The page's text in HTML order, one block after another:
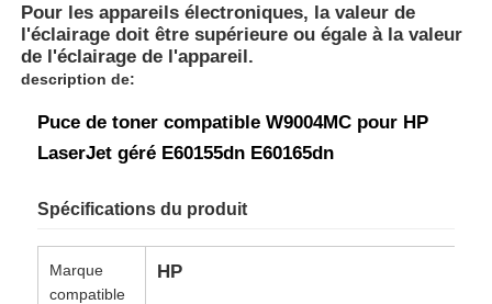
Pour les appareils électroniques, la valeur de
l'éclairage doit être supérieure ou égale à la valeur
de l'éclairage de l'appareil.
description de:
Puce de toner compatible W9004MC pour HP
LaserJet géré E60155dn E60165dn
Spécifications du produit
Marque
compatible
HP